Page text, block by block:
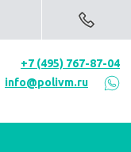
+7 (495) 767-87-04
info@polivm.ru